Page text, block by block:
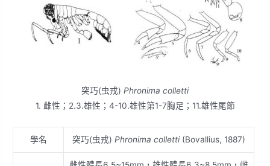
突巧(虫戎) Phronima colletti
1. 雌性；2.3.雄性；4-10.雄性第1-7胸足；11.雄性尾節
學名 突巧(虫戎) Phronima colletti (Bovallius, 1887)